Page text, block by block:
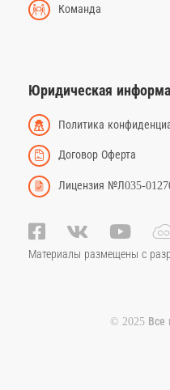
Команда
Юридическая
Политика
Договор Оферта
Лицензия №Л035-
Материалы размещены с
© 2025 Все